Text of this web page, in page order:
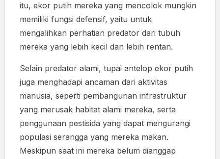
itu, ekor putih mereka yang mencolok mungkin
memiliki fungsi defensif, yaitu untuk
mengalihkan perhatian predator dari tubuh
mereka yang lebih kecil dan lebih rentan.
Selain predator alami, tupai antelop ekor putih
juga menghadapi ancaman dari aktivitas
manusia, seperti pembangunan infrastruktur
yang merusak habitat alami mereka, serta
penggunaan pestisida yang dapat mengurangi
populasi serangga yang mereka makan.
Meskipun saat ini mereka belum dianggap